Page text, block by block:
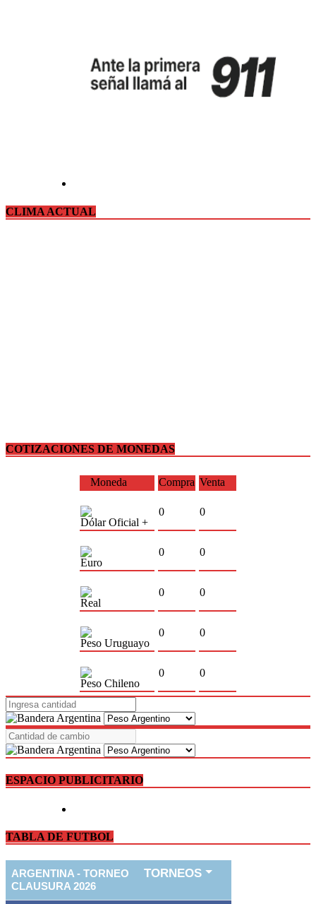
CLIMA ACTUAL
COTIZACIONES DE MONEDAS
Moneda Compra Venta
Dólar Oficial +
0 0
Euro
0 0
Real
0 0
Peso Uruguayo
0 0
Peso Chileno
0 0
ESPACIO PUBLICITARIO
TABLA DE FUTBOL